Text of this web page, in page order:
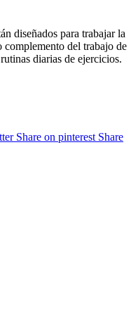
diseñados para trabajar la
del trabajo de
diarias de ejercicios.
Share on pinterest Share